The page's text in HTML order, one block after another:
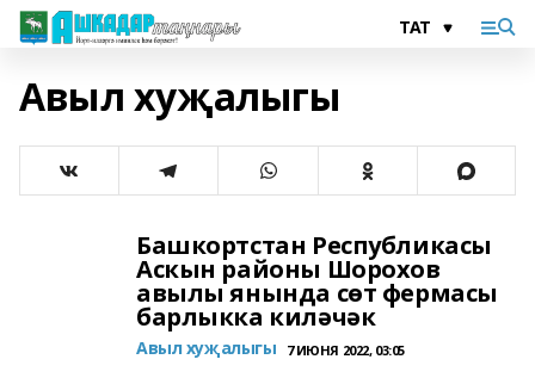
Авыл хуҗалыгы
Башкортстан Республикасы
Аскын районы Шорохов
авылы янында сөт фермасы
барлыкка киләчәк
Авыл хуҗалыгы 7 ИЮНЯ 2022, 03:05